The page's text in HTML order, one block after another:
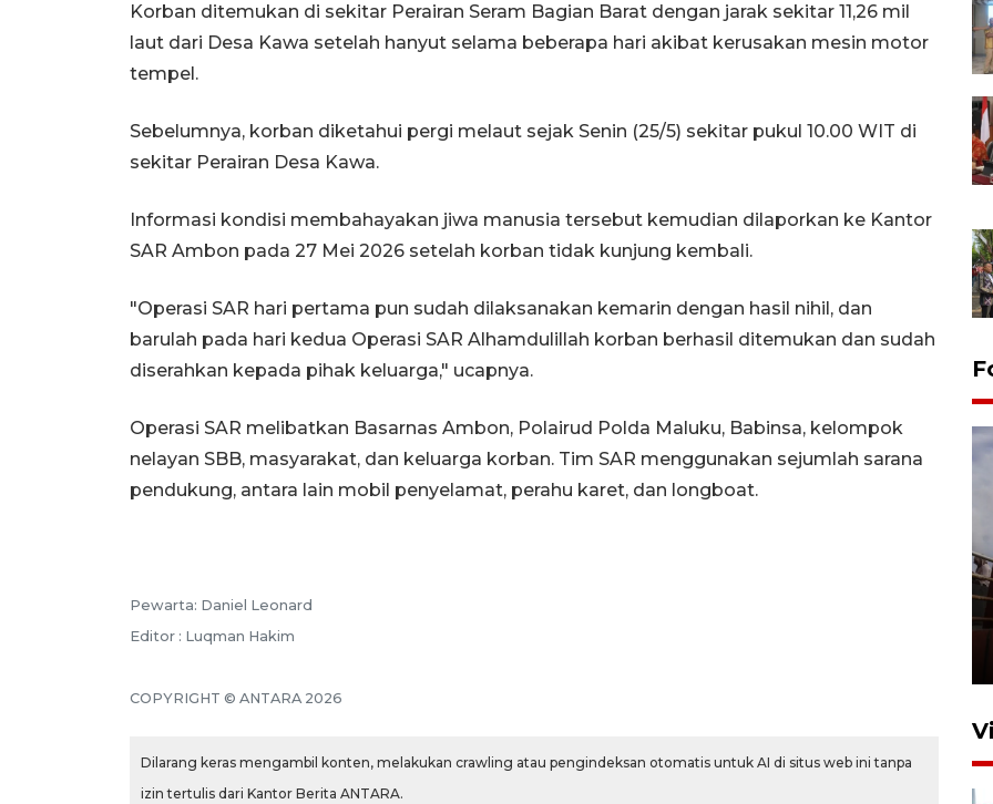
Korban ditemukan di sekitar Perairan Seram Bagian Barat dengan jarak sekitar 11,26 mil
laut dari Desa Kawa setelah hanyut selama beberapa hari akibat kerusakan mesin motor
tempel.
Sebelumnya, korban diketahui pergi melaut sejak Senin (25/5) sekitar pukul 10.00 WIT di
sekitar Perairan Desa Kawa.
Informasi kondisi membahayakan jiwa manusia tersebut kemudian dilaporkan ke Kantor
SAR Ambon pada 27 Mei 2026 setelah korban tidak kunjung kembali.
"Operasi SAR hari pertama pun sudah dilaksanakan kemarin dengan hasil nihil, dan
barulah pada hari kedua Operasi SAR Alhamdulillah korban berhasil ditemukan dan sudah
diserahkan kepada pihak keluarga," ucapnya.
Operasi SAR melibatkan Basarnas Ambon, Polairud Polda Maluku, Babinsa, kelompok
nelayan SBB, masyarakat, dan keluarga korban. Tim SAR menggunakan sejumlah sarana
pendukung, antara lain mobil penyelamat, perahu karet, dan longboat.
Pewarta: Daniel Leonard
Editor : Luqman Hakim
COPYRIGHT © ANTARA 2026
Dilarang keras mengambil konten, melakukan crawling atau pengindeksan otomatis untuk AI di situs web ini tanpa
izin tertulis dari Kantor Berita ANTARA.